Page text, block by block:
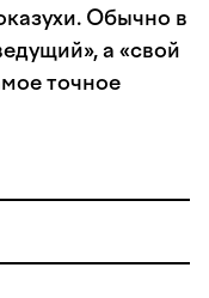
Обычно в
а «свой
точное